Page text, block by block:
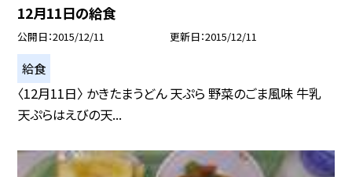
12月11日の給食
公開日 2015/12/11 更新日 2015/12/11
給食
〈12月11日〉 かきたまうどん 天ぷら 野菜のごま風味 牛乳
天ぷらはえびの天...